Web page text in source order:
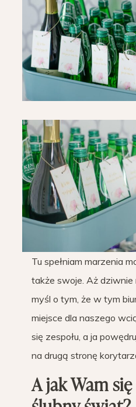
Tu spełniam marzenia
także swoje. Aż dziwnie
myśl o tym, że w tym
miejsce dla naszego
się zespołu, a ja
na drugą stronę
A jak Wam